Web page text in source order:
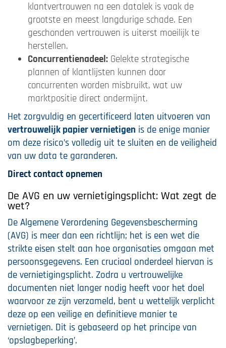
klantvertrouwen na een datalek is vaak de
grootste en meest langdurige schade. Een
geschonden vertrouwen is uiterst moeilijk te
herstellen.
Concurrentienadeel: Gelekte strategische
plannen of klantlijsten kunnen door
concurrenten worden misbruikt, wat uw
marktpositie direct ondermijnt.
Het zorgvuldig en gecertificeerd laten uitvoeren van
vertrouwelijk papier vernietigen is de enige manier
om deze risico’s volledig uit te sluiten en de veiligheid
van uw data te garanderen.
Direct contact opnemen
De AVG en uw vernietigingsplicht: Wat zegt de
wet?
De Algemene Verordening Gegevensbescherming
(AVG) is meer dan een richtlijn; het is een wet die
strikte eisen stelt aan hoe organisaties omgaan met
persoonsgegevens. Een cruciaal onderdeel hiervan is
de vernietigingsplicht. Zodra u vertrouwelijke
documenten niet langer nodig heeft voor het doel
waarvoor ze zijn verzameld, bent u wettelijk verplicht
deze op een veilige en definitieve manier te
vernietigen. Dit is gebaseerd op het principe van
‘opslagbeperking’.